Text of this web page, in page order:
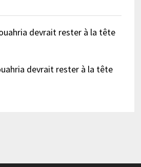
devrait rester à la tête
devrait rester à la tête